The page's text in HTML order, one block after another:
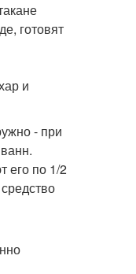
готовят
и
- при
его по 1/2